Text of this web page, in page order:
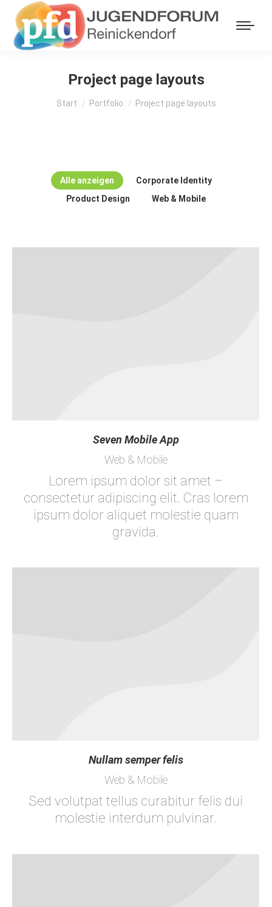
Project page layouts
Sie befinden sich hier:
Start Portfolio Project page layouts
Alle anzeigen
Corporate Identity
Product Design
Web & Mobile
Seven Mobile App
Web & Mobile
Lorem ipsum dolor sit amet –
consectetur adipiscing elit. Cras lorem
ipsum dolor aliquet molestie quam
gravida.
Nullam semper felis
Web & Mobile
Sed volutpat tellus curabitur felis dui
molestie interdum pulvinar.